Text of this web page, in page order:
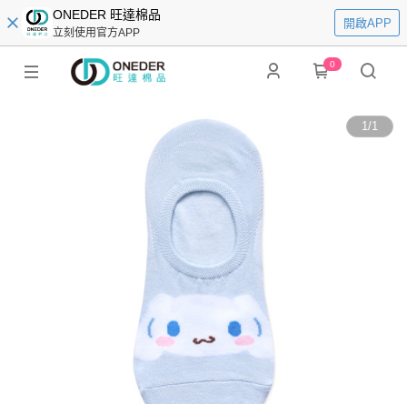
ONEDER 旺達棉品
立刻使用官方APP
開啟APP
0
1/1